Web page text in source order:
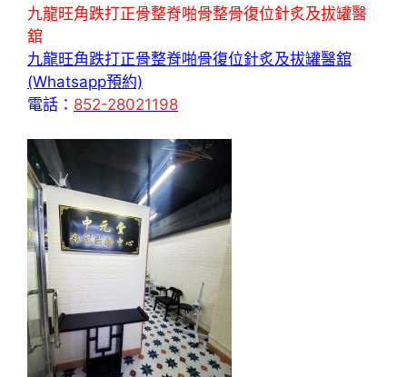
九龍旺角跌打正骨整脊啪骨整骨復位針炙及拔罐醫
舘
九龍旺角跌打正骨整脊啪骨復位針炙及拔罐醫舘
(Whatsapp預約)
電話： 852-28021198